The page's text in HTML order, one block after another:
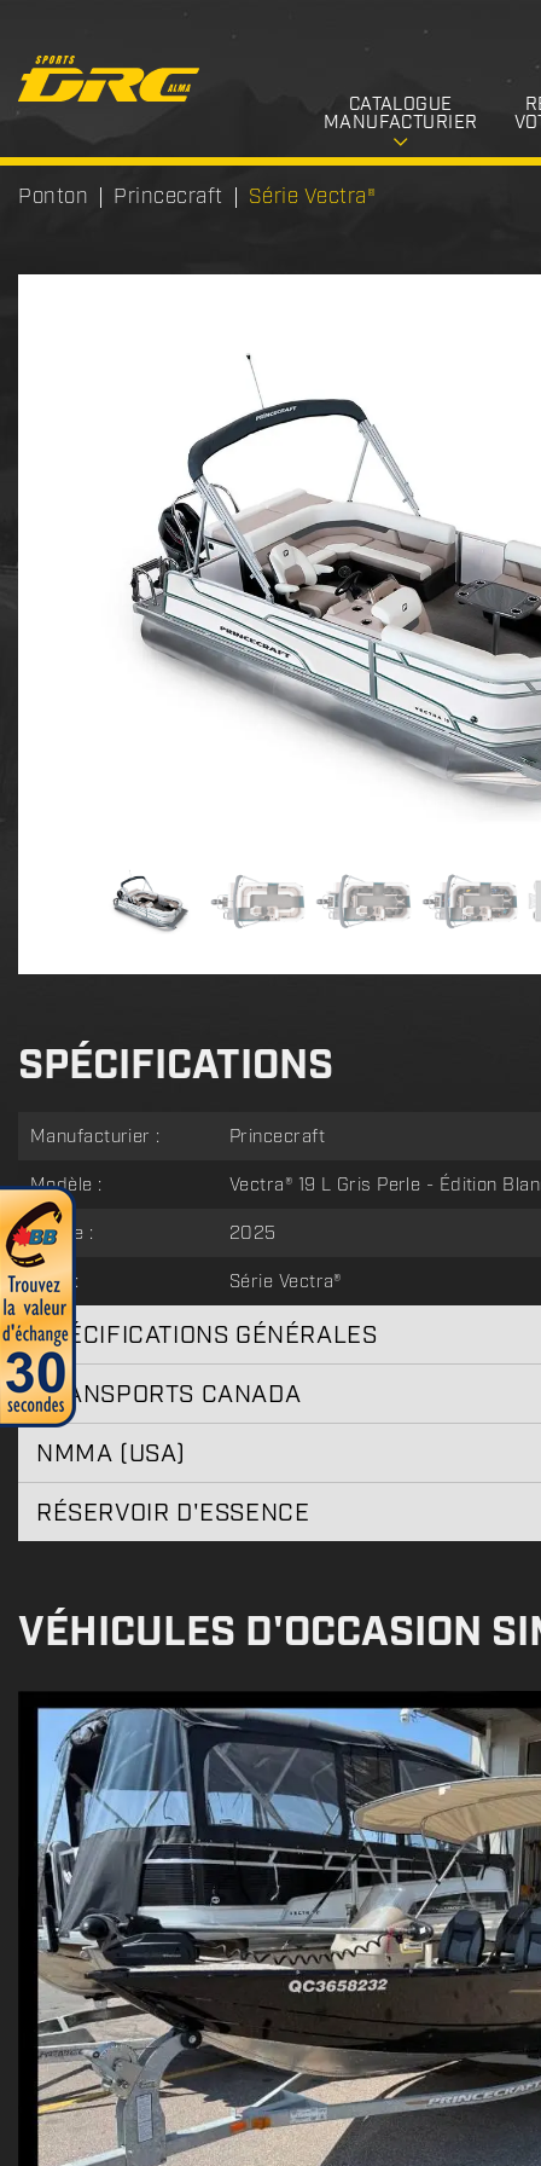
CATALOGUE
MANUFACTURIER
Ponton Princecraft Série Vectra®
SPÉCIFICATIONS
Manufacturier :
Princecraft
Modèle :
Vectra® 19 L Gris Perle - Édition
Année :
2025
Type :
Série Vectra®
SPÉCIFICATIONS GÉNÉRALES
TRANSPORTS CANADA
NMMA (USA)
RÉSERVOIR D'ESSENCE
VÉHICULES D'OCCASION